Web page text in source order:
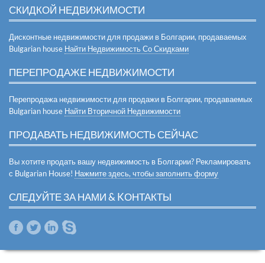
СКИДКОЙ НЕДВИЖИМОСТИ
Дисконтные недвижимости для продажи в Болгарии, продаваемых
Bulgarian house Найти Недвижимость Со Скидками
ПЕРЕПРОДАЖЕ НЕДВИЖИМОСТИ
Перепродажа недвижимости для продажи в Болгарии, продаваемых
Bulgarian house Найти Вторичной Недвижимости
ПРОДАВАТЬ НЕДВИЖИМОСТЬ СЕЙЧАС
Вы хотите продать вашу недвижимость в Болгарии? Рекламировать
с Bulgarian House! Нажмите здесь, чтобы заполнить форму
СЛЕДУЙТЕ ЗА НАМИ & KОНТАКТЫ